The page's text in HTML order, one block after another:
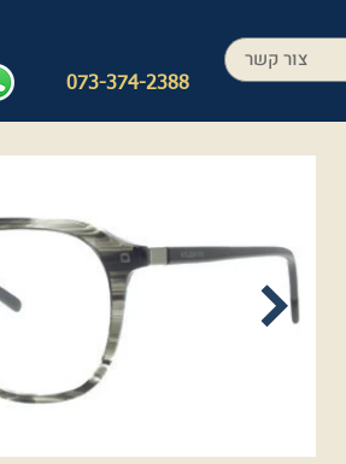
073-374-2388
צור קשר